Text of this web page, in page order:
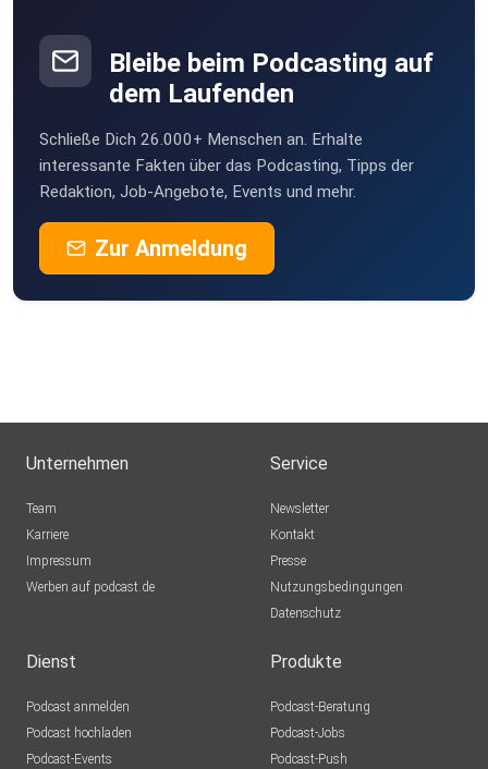
Bleibe beim Podcasting auf
dem Laufenden
Schließe Dich 26.000+ Menschen an. Erhalte
interessante Fakten über das Podcasting, Tipps der
Redaktion, Job-Angebote, Events und mehr.
Zur Anmeldung
Unternehmen
Team
Karriere
Impressum
Werben auf podcast.de
Service
Newsletter
Kontakt
Presse
Nutzungsbedingungen
Datenschutz
Dienst
Podcast anmelden
Podcast hochladen
Podcast-Events
Produkte
Podcast-Beratung
Podcast-Jobs
Podcast-Push